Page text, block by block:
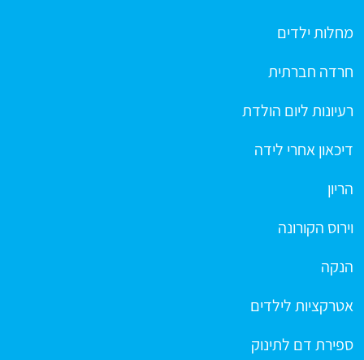
מחלות ילדים
חרדה חברתית
רעיונות ליום הולדת
דיכאון אחרי לידה
הריון
וירוס הקורונה
הנקה
אטרקציות לילדים
ספירת דם לתינוק